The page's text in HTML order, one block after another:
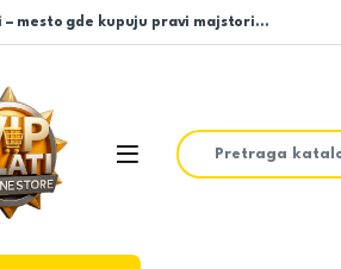
– mesto gde kupuju pravi majstori…
Open
Search for: